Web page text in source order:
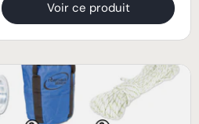
Voir ce produit